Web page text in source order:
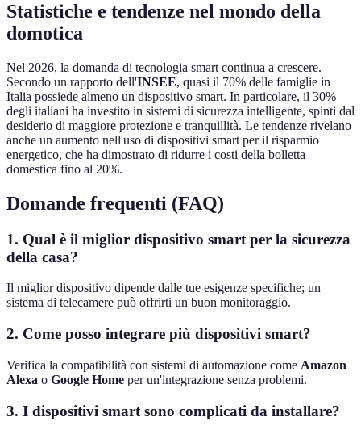
Statistiche e tendenze nel mondo della
domotica
Nel 2026, la domanda di tecnologia smart continua a crescere.
Secondo un rapporto dell'INSEE, quasi il 70% delle famiglie in
Italia possiede almeno un dispositivo smart. In particolare, il 30%
degli italiani ha investito in sistemi di sicurezza intelligente, spinti dal
desiderio di maggiore protezione e tranquillità. Le tendenze rivelano
anche un aumento nell'uso di dispositivi smart per il risparmio
energetico, che ha dimostrato di ridurre i costi della bolletta
domestica fino al 20%.
Domande frequenti (FAQ)
1. Qual è il miglior dispositivo smart per la sicurezza
della casa?
Il miglior dispositivo dipende dalle tue esigenze specifiche; un
sistema di telecamere può offrirti un buon monitoraggio.
2. Come posso integrare più dispositivi smart?
Verifica la compatibilità con sistemi di automazione come Amazon
Alexa o Google Home per un'integrazione senza problemi.
3. I dispositivi smart sono complicati da installare?